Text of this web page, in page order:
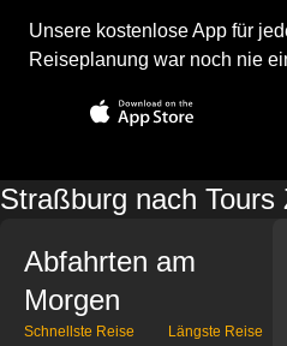
Unsere kostenlose App für
Reiseplanung war noch nie
Straßburg nach Tours
Abfahrten am
Morgen
Schnellste Reise Längste Reise